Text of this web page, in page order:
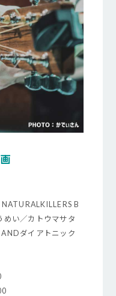
B
い／カトウマサタ
ダイアトニック